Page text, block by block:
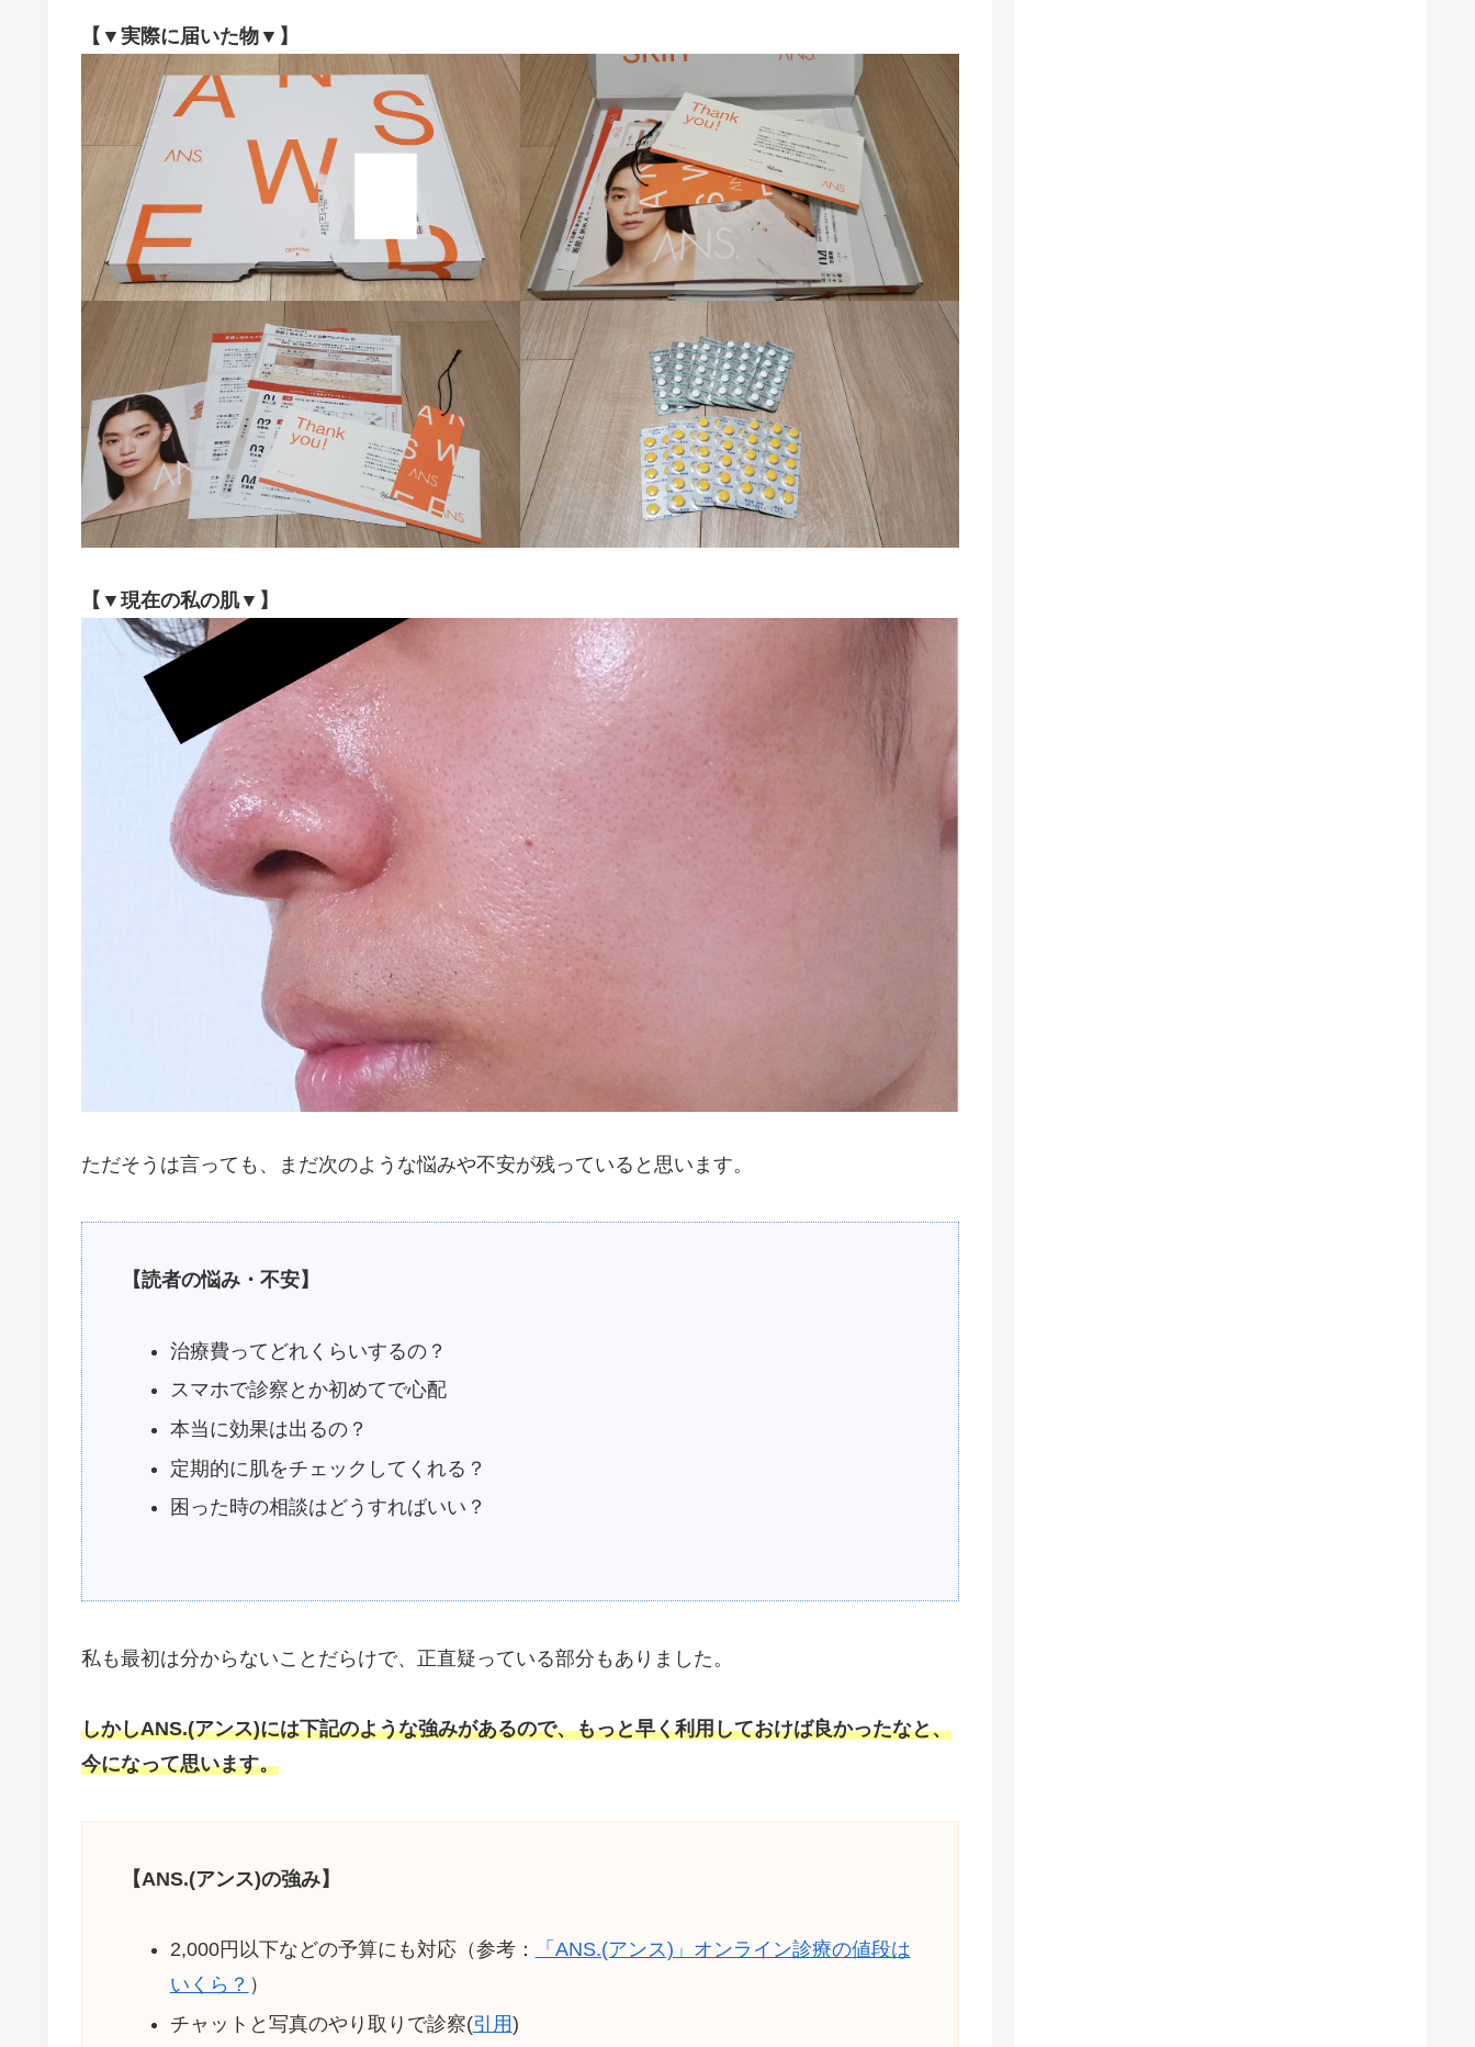
【▼実際に届いた物▼】
【▼現在の私の肌▼】
ただそうは言っても、まだ次のような悩みや不安が残っていると思います。
【読者の悩み・不安】
治療費ってどれくらいするの？
スマホで診察とか初めてで心配
本当に効果は出るの？
定期的に肌をチェックしてくれる？
困った時の相談はどうすればいい？
私も最初は分からないことだらけで、正直疑っている部分もありました。
しかしANS.(アンス)には下記のような強みがあるので、もっと早く利用しておけば良かったなと、
今になって思います。
【ANS.(アンス)の強み】
2,000円以下などの予算にも対応（参考：
「ANS.(アンス)」オンライン診療の値段は
いくら？ ）
チャットと写真のやり取りで診察(引用)